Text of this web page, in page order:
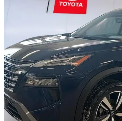
2024 Nissan Rogue
SL AWD 12 086 km